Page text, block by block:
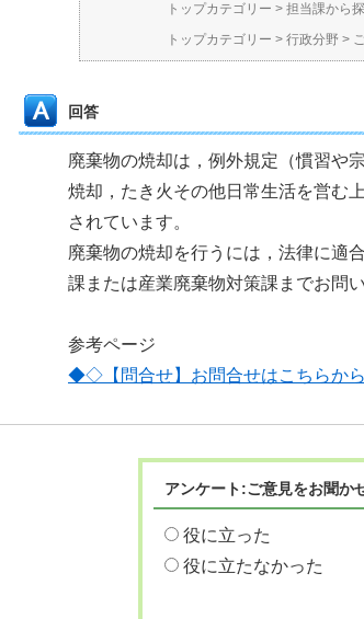
トップカテゴリー > 担当課から
トップカテゴリー > 行政分野 >
回答
廃棄物の焼却は，例外規定（慣習や
焼却，たき火その他日常生活を営む
されています。
廃棄物の焼却を行うには，法律に適
課または産業廃棄物対策課までお問
参考ページ
◆◇【問合せ】お問合せはこちら
アンケート:ご意見をお聞か
役に立った
役に立たなかった